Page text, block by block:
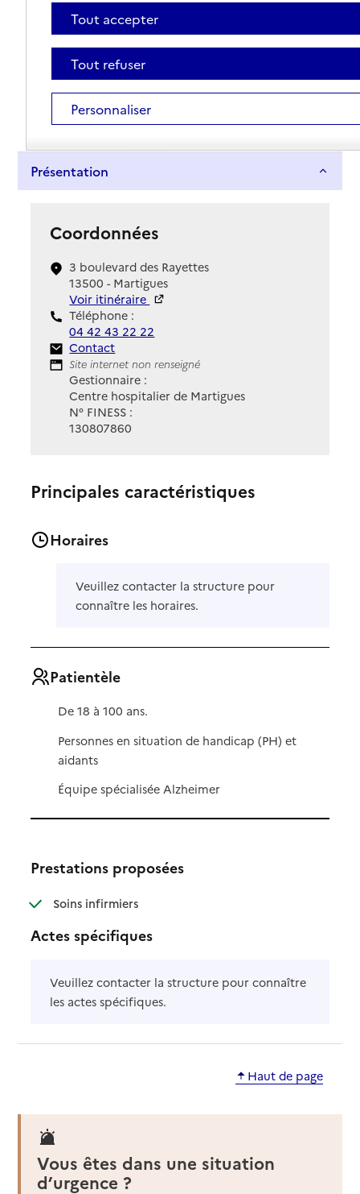
Présentation
Coordonnées
3 boulevard des Rayettes
13500 - Martigues
Voir itinéraire
Téléphone :
04 42 43 22 22
Contact
Contact
Site Internet
Site internet non renseigné
Gestionnaire :
Centre hospitalier de Martigues
N° FINESS :
130807860
Principales caractéristiques
Horaires
Veuillez contacter la structure pour
connaître les horaires.
Patientèle
De 18 à 100 ans.
Personnes en situation de handicap (PH) et
aidants
Équipe spécialisée Alzheimer
Prestations proposées
Soins infirmiers: disponible
: non disponible
Actes spécifiques
Veuillez contacter la structure pour connaître
les actes spécifiques.
Haut de page
Vous êtes dans une situation
d’urgence ?
Tout accepter
Tout refuser
Personnaliser